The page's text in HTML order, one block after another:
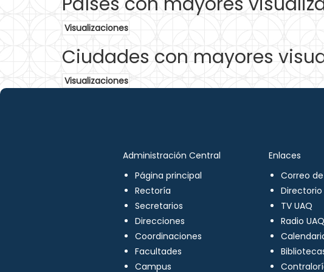
Visualizaciones
Ciudades con mayores
Visualizaciones
Administración Central
Página principal
Rectoría
Secretarios
Direcciones
Coordinaciones
Facultades
Campus
Enlaces
Correo
Directorio
TV UAQ
Radio UAQ